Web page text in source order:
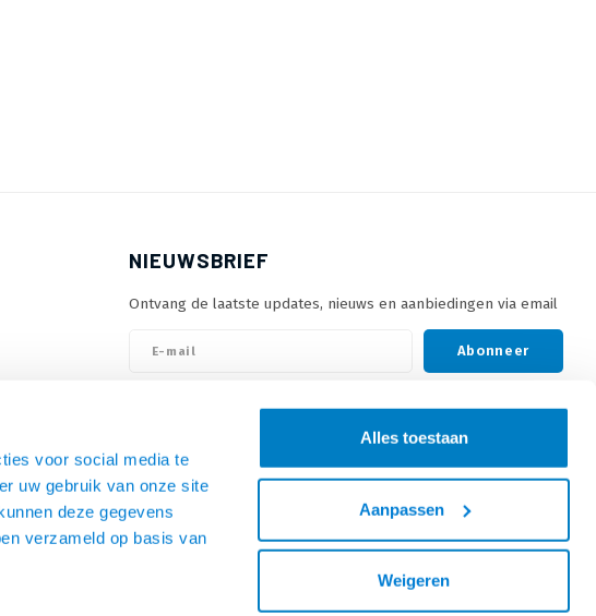
voor social media te
uw gebruik van onze site
deze gegevens
verzameld op basis van
Alles toestaan
Aanpassen
Weigeren
NIEUWSBRIEF
Ontvang de laatste updates, nieuws en aanbiedingen via email
Abonneer